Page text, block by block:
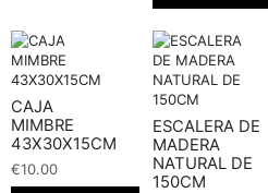
CAJA
MIMBRE
43X30X15CM
€10.00
ESCALERA DE
MADERA
NATURAL DE
150CM